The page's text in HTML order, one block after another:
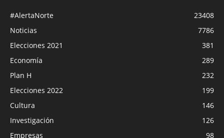
#AlertaNorte
23408
Noticias
7786
Elecciones 2021
381
Economía
289
Plan H
232
Elecciones 2022
199
Cultura
146
Investigación
126
Empresas
98